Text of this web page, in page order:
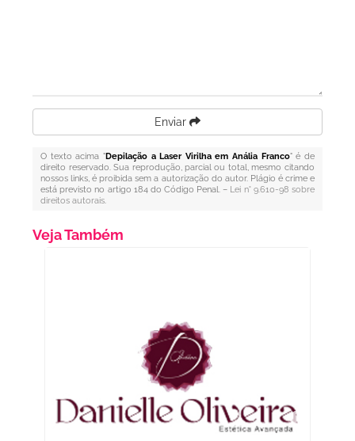
Enviar
O texto acima "Depilação a Laser Virilha em Anália Franco" é de
direito reservado. Sua reprodução, parcial ou total, mesmo citando
nossos links, é proibida sem a autorização do autor. Plágio é crime e
está previsto no artigo 184 do Código Penal. – Lei n° 9.610-98 sobre
direitos autorais.
Veja Também